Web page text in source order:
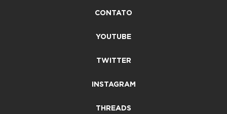
CONTATO
YOUTUBE
TWITTER
INSTAGRAM
THREADS